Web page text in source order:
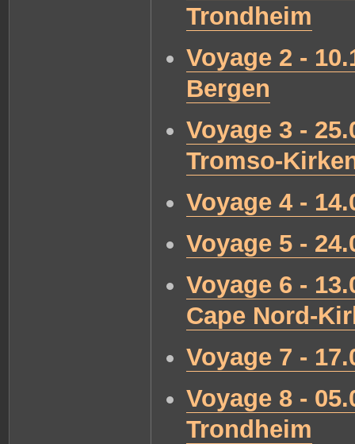
Trondheim
Voyage 2 -
Bergen
Voyage 3 -
Tromso-
Voyage 4 -
Voyage 5 -
Voyage 6 -
Cape Nord-
Voyage 7 -
Voyage 8 -
Trondheim